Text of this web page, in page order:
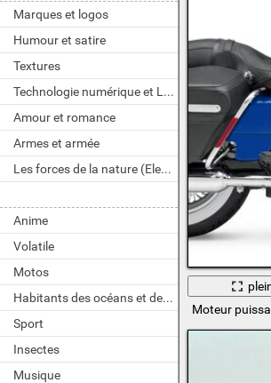
Marques et logos
Humour et satire
Textures
Technologie numérique et LOGICIELS
Amour et romance
Armes et armée
Les forces de la nature (Element)
Anime
Volatile
Motos
Habitants des océans et des rivières
Sport
Insectes
Musique
Moteur